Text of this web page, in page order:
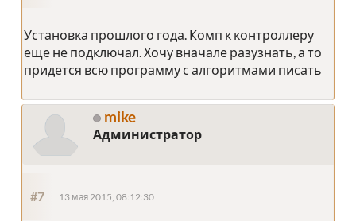
Установка прошлого года. Комп к контроллеру
еще не подключал. Хочу вначале разузнать, а то
придется всю программу с алгоритмами писать
mike
Администратор
#7 13 мая 2015, 08:12:30